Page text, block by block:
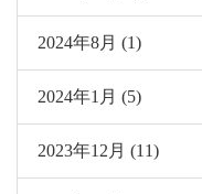
2024年8月 (1)
2024年1月 (5)
2023年12月 (11)